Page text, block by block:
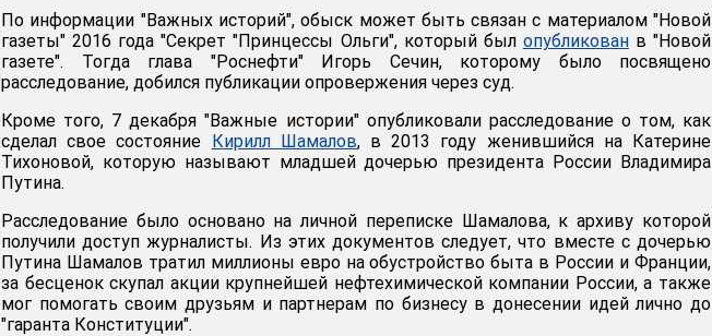
По информации "Важных историй", обыск может быть связан с материалом "Новой
газеты" 2016 года "Секрет "Принцессы Ольги", который был опубликованв "Новой
газете". Тогда глава "Роснефти" Игорь Сечин, которому было посвящено
расследование, добился публикации опровержения через суд.
Кроме того, 7 декабря "Важные истории" опубликовали расследование о том, как
сделал свое состояние Кирилл Шамалов, в 2013 году женившийся на Катерине
Тихоновой, которую называют младшей дочерью президента России Владимира
Путина.
Расследование было основано на личной переписке Шамалова, к архиву которой
получили доступ журналисты. Из этих документов следует, что вместе с дочерью
Путина Шамалов тратил миллионы евро на обустройство быта в России и Франции,
за бесценок скупал акции крупнейшей нефтехимической компании России, а также
мог помогать своим друзьям и партнерам по бизнесу в донесении идей лично до
"гаранта Конституции".